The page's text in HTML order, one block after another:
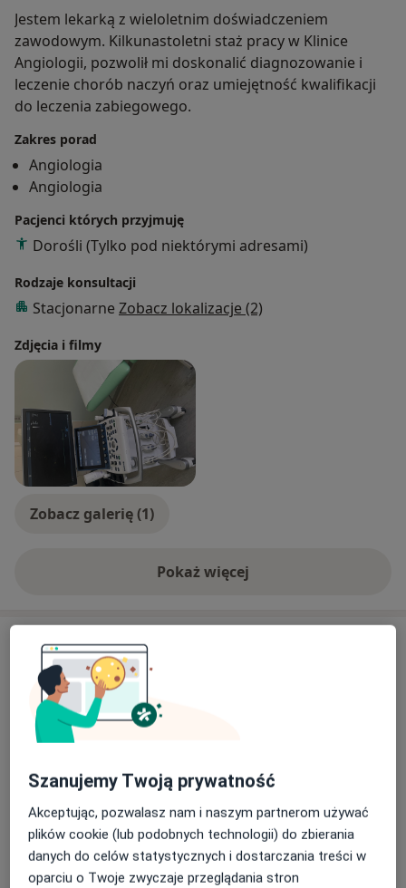
Jestem lekarką z wieloletnim doświadczeniem
zawodowym. Kilkunastoletni staż pracy w Klinice
Angiologii, pozwolił mi doskonalić diagnozowanie i
leczenie chorób naczyń oraz umiejętność kwalifikacji
do leczenia zabiegowego.
Zakres porad
Angiologia
Angiologia
Pacjenci których przyjmuję
Dorośli (Tylko pod niektórymi adresami)
Rodzaje konsultacji
Stacjonarne Zobacz lokalizacje (2)
Zdjęcia i filmy
Zobacz galerię (1)
Pokaż więcejo doświadczeniu
Usługi i ceny
Konsultacja angiologiczna
Od 300 zł Szczegóły
450 zł Szczegóły
Konsultacja naczyniowa+ USG
doppler (2 okolice)
Od 600 zł Szczegóły
Umów wizytę
Szanujemy Twoją prywatność
Akceptując, pozwalasz nam i naszym partnerom używać
plików cookie (lub podobnych technologii) do zbierania
danych do celów statystycznych i dostarczania treści w
oparciu o Twoje zwyczaje przeglądania stron